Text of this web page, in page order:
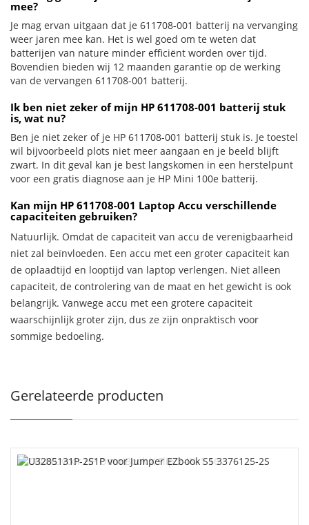
mee?
Je mag ervan uitgaan dat je 611708-001 batterij na vervanging
weer jaren mee kan. Het is wel goed om te weten dat
batterijen van nature minder efficiënt worden over tijd.
Bovendien bieden wij 12 maanden garantie op de werking
van de vervangen 611708-001 batterij.
Ik ben niet zeker of mijn HP 611708-001 batterij stuk
is, wat nu?
Ben je niet zeker of je HP 611708-001 batterij stuk is. Je toestel
wil bijvoorbeeld plots niet meer aangaan en je beeld blijft
zwart. In dit geval kan je best langskomen in een herstelpunt
voor een gratis diagnose aan je HP Mini 100e batterij.
Kan mijn HP 611708-001 Laptop Accu verschillende
capaciteiten gebruiken?
Natuurlijk. Omdat de capaciteit van accu de verenigbaarheid
niet zal beïnvloeden. Een accu met een groter capaciteit kan
de oplaadtijd en looptijd van laptop verlengen. Niet alleen
capaciteit, de controlering van de maat en het gewicht is ook
belangrijk. Vanwege accu met een grotere capaciteit
waarschijnlijk groter zijn, dus ze zijn onpraktisch voor
sommige bedoeling.
Gerelateerde producten